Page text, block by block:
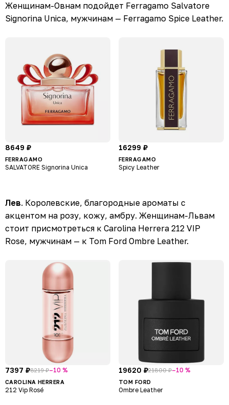
Женщинам-Овнам подойдет Ferragamo Salvatore
Signorina Unica, мужчинам — Ferragamo Spice Leather.
8649 ₽
FERRAGAMO
SALVATORE Signorina Unica
16299 ₽
FERRAGAMO
Spicy Leather
Лев. Королевские, благородные ароматы с
акцентом на розу, кожу, амбру. Женщинам-Львам
стоит присмотреться к Carolina Herrera 212 VIP
Rose, мужчинам — к Tom Ford Ombre Leather.
7397 ₽8219 ₽–10 %
CAROLINA HERRERA
212 Vip Rosé
19620 ₽21800 ₽–10 %
TOM FORD
Ombre Leather